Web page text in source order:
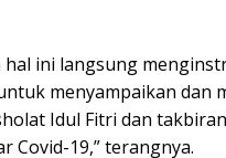
hal ini langsung
menyampaikan dan
Idul Fitri dan
Covid-19,” terangnya.